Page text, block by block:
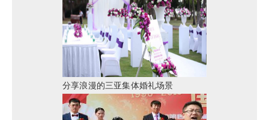
分享浪漫的三亚集体婚礼场景